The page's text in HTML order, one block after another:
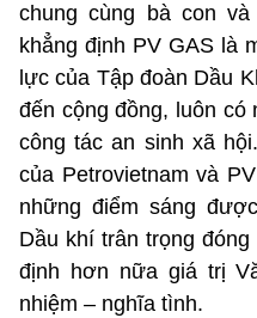
chung cùng bà con
khẳng định PV GAS là
lực của Tập đoàn Dầu
đến cộng đồng, luôn
công tác an sinh xã
của Petrovietnam và
những điểm sáng
Dầu khí trân trọng
định hơn nữa giá trị
nhiệm – nghĩa tình.